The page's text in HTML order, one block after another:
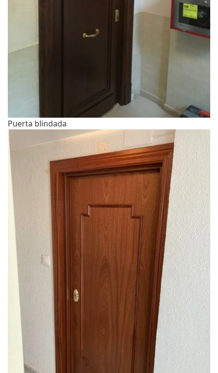
Puerta blindada